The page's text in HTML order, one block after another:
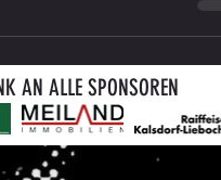
AN ALLE SPONSOREN